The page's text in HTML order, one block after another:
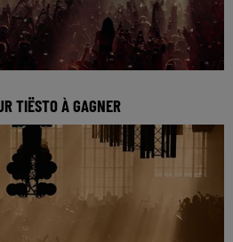
TIËSTO À GAGNER